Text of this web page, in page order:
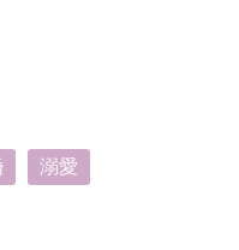
溺愛